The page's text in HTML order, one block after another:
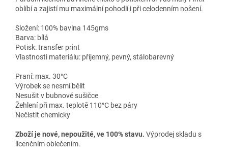
oblíbí a zajistí mu maximální pohodlí i při celodenním nošení.
Složení: 100% bavlna 145gms
Barva: bílá
Potisk: transfer print
Vlastnosti materiálu: příjemný, pevný, stálobarevný
Praní: max. 30°C
Výrobek se nesmí bělit
Nesušit v bubnové sušičce
Žehlení při max. teplotě 110°C bez páry
Nečistit chemicky
Zboží je nové, nepoužité, ve 100% stavu. Výprodej skladu s
licenčním oblečením.